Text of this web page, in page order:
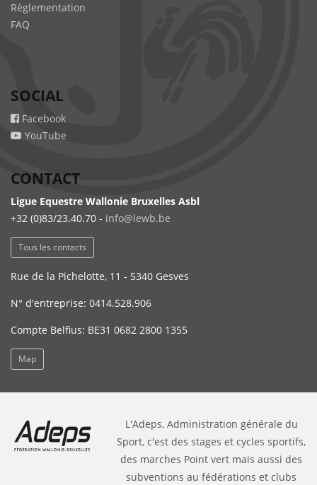
Règlementation
FAQ
SOCIAL
Facebook
YouTube
CONTACT
Ligue Equestre Wallonie Bruxelles Asbl
+32 (0)83/23.40.70 - info@lewb.be
Tous les contacts
Rue de la Pichelotte, 11 - 5340 Gesves
N° d'entreprise: 0414.528.906
Compte Belfius: BE31 0682 2800 1355
Map
L'Adeps, Administration générale du
Sport, c'est des stages et cycles sportifs,
des marches Point vert mais aussi des
subventions au fédérations et clubs